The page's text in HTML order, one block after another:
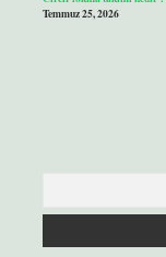
Temmuz 25, 2026